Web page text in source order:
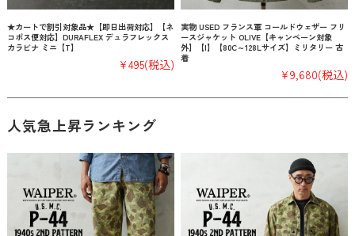
★カートで割引対象品★【即日出荷対応】【ネ
コポス便対応】DURAFLEX デュラフレックス
カラビナ ミニ【T】
¥495(税込)
実物 USED フランス軍 コールドウェザー フリ
ースジャケット OLIVE【キャンペーン対象
外】【I】【80C～128Lサイズ】ミリタリー 古
着
¥9,680(税込)
人気急上昇ランキング